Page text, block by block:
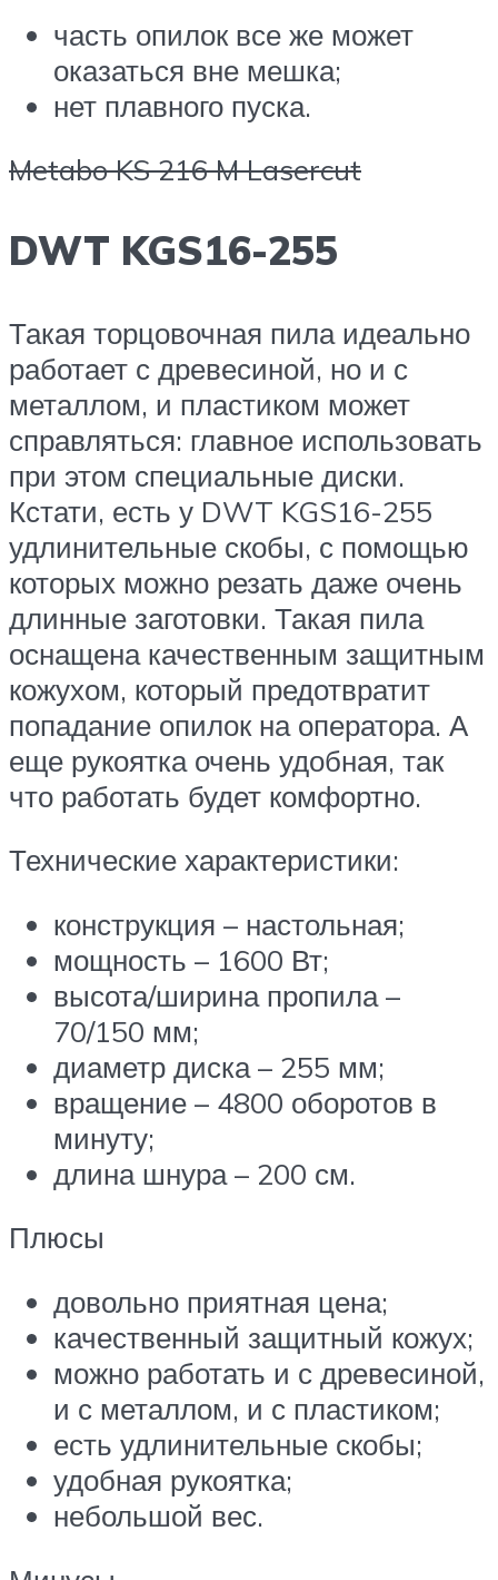
часть опилок все же может
оказаться вне мешка;
нет плавного пуска.
Metabo KS 216 M Lasercut
DWT KGS16-255
Такая торцовочная пила идеально
работает с древесиной, но и с
металлом, и пластиком может
справляться: главное использовать
при этом специальные диски.
Кстати, есть у DWT KGS16-255
удлинительные скобы, с помощью
которых можно резать даже очень
длинные заготовки. Такая пила
оснащена качественным защитным
кожухом, который предотвратит
попадание опилок на оператора. А
еще рукоятка очень удобная, так
что работать будет комфортно.
Технические характеристики:
конструкция – настольная;
мощность – 1600 Вт;
высота/ширина пропила –
70/150 мм;
диаметр диска – 255 мм;
вращение – 4800 оборотов в
минуту;
длина шнура – 200 см.
Плюсы
довольно приятная цена;
качественный защитный кожух;
можно работать и с древесиной,
и с металлом, и с пластиком;
есть удлинительные скобы;
удобная рукоятка;
небольшой вес.